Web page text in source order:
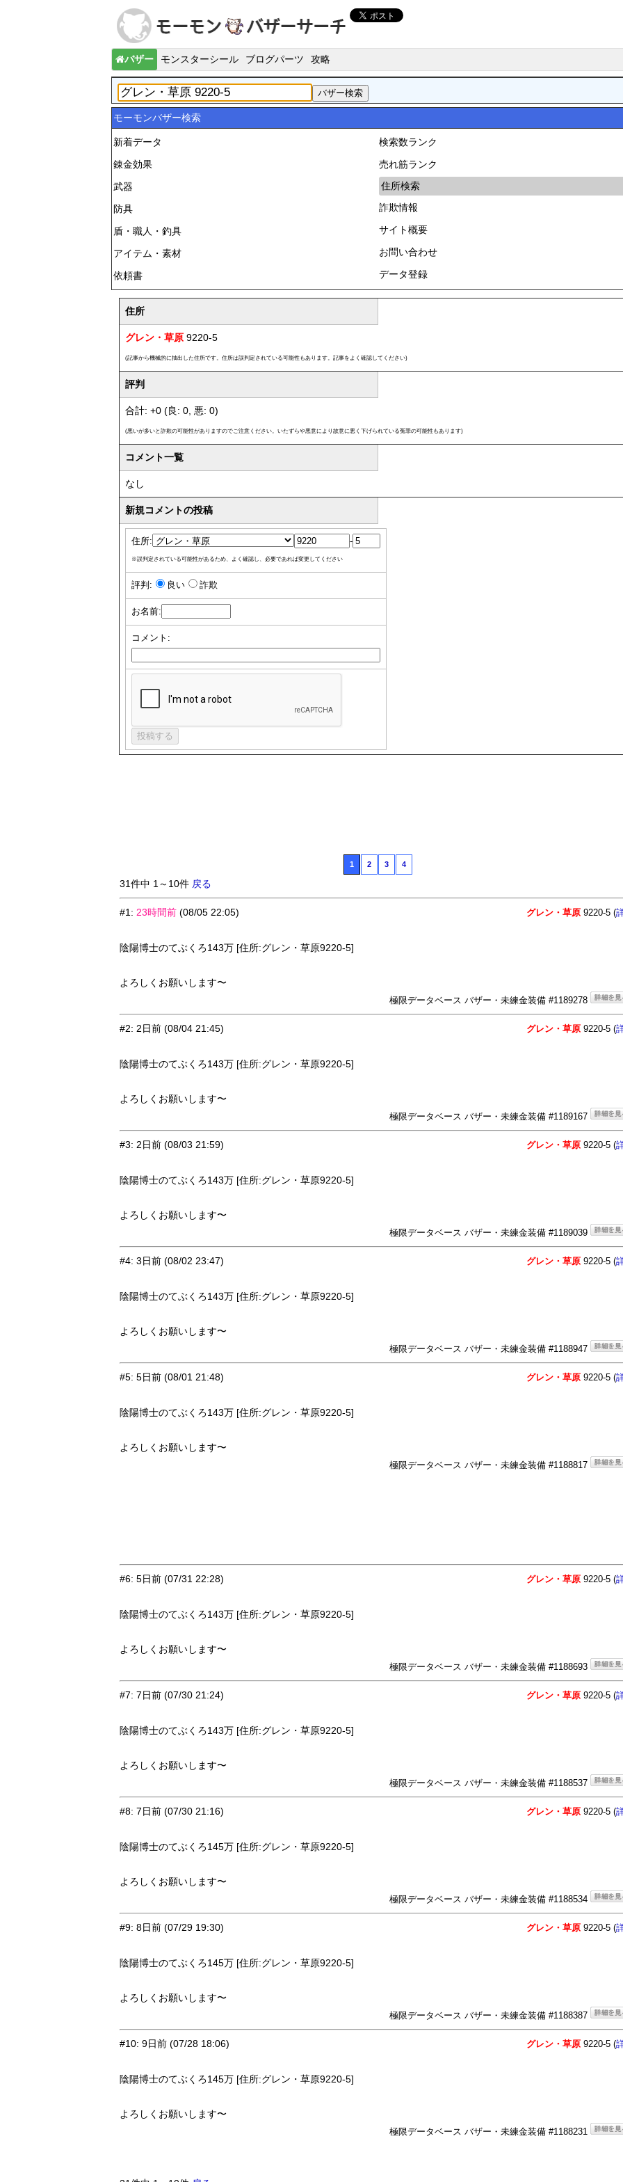
バザー モンスターシール ブログパーツ 攻略
モーモンバザー検索
新着データ
錬金効果
武器
防具
盾・職人・釣具
アイテム・素材
依頼書
検索数ランク
売れ筋ランク
住所検索
詐欺情報
サイト概要
お問い合わせ
データ登録
住所
グレン・草原 9220-5
(記事から機械的に抽出した住所です。住所は誤判定されている可能性もあります。記事をよく確認してください)
評判
合計: +0 (良: 0, 悪: 0)
(悪いが多いと詐欺の可能性がありますのでご注意ください。いたずらや悪意により故意に悪く下げられている冤罪の可能性もあります)
コメント一覧
なし
新規コメントの投稿
住所: -
※誤判定されている可能性があるため、よく確認し、必要であれば変更してください
評判: 良い 詐欺
お名前:
コメント:
1 2 3 4
31件中 1～10件 戻る
#1: 23時間前 (08/05 22:05) グレン・草原 9220-5 (
陰陽博士のてぶくろ143万 [住所:グレン・草原9220-5]
よろしくお願いします〜
極限データベース バザー・未練金装備 #1189278
#2: 2日前 (08/04 21:45) グレン・草原 9220-5 (
陰陽博士のてぶくろ143万 [住所:グレン・草原9220-5]
よろしくお願いします〜
極限データベース バザー・未練金装備 #1189167
#3: 2日前 (08/03 21:59) グレン・草原 9220-5 (
陰陽博士のてぶくろ143万 [住所:グレン・草原9220-5]
よろしくお願いします〜
極限データベース バザー・未練金装備 #1189039
#4: 3日前 (08/02 23:47) グレン・草原 9220-5 (
陰陽博士のてぶくろ143万 [住所:グレン・草原9220-5]
よろしくお願いします〜
極限データベース バザー・未練金装備 #1188947
#5: 5日前 (08/01 21:48) グレン・草原 9220-5 (
陰陽博士のてぶくろ143万 [住所:グレン・草原9220-5]
よろしくお願いします〜
極限データベース バザー・未練金装備 #1188817
#6: 5日前 (07/31 22:28) グレン・草原 9220-5 (
陰陽博士のてぶくろ143万 [住所:グレン・草原9220-5]
よろしくお願いします〜
極限データベース バザー・未練金装備 #1188693
#7: 7日前 (07/30 21:24) グレン・草原 9220-5 (
陰陽博士のてぶくろ143万 [住所:グレン・草原9220-5]
よろしくお願いします〜
極限データベース バザー・未練金装備 #1188537
#8: 7日前 (07/30 21:16) グレン・草原 9220-5 (
陰陽博士のてぶくろ145万 [住所:グレン・草原9220-5]
よろしくお願いします〜
極限データベース バザー・未練金装備 #1188534
#9: 8日前 (07/29 19:30) グレン・草原 9220-5 (
陰陽博士のてぶくろ145万 [住所:グレン・草原9220-5]
よろしくお願いします〜
極限データベース バザー・未練金装備 #1188387
#10: 9日前 (07/28 18:06) グレン・草原 9220-5 (
陰陽博士のてぶくろ145万 [住所:グレン・草原9220-5]
よろしくお願いします〜
極限データベース バザー・未練金装備 #1188231